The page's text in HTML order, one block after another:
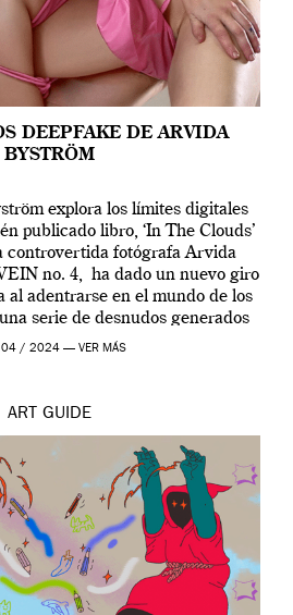
DEEPFAKE DE ARVIDA
BYSTRÖM
explora los límites digitales
publicado libro, ‘In The Clouds’
controvertida fotógrafa Arvida
no. 4, ha dado un nuevo giro
al adentrarse en el mundo de los
serie de desnudos generados
por […]
/ 2024 — VER MÁS
ART GUIDE